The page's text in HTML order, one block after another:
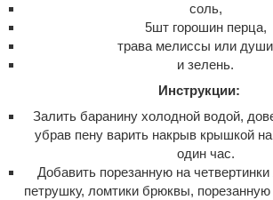
соль,
5шт горошин перца,
трава мелиссы или
и зелень.
Инструкции:
Залить баранину холодной водой,
убрав пену варить накрыв крышкой
один час.
Добавить порезанную на
петрушку, ломтики брюквы,